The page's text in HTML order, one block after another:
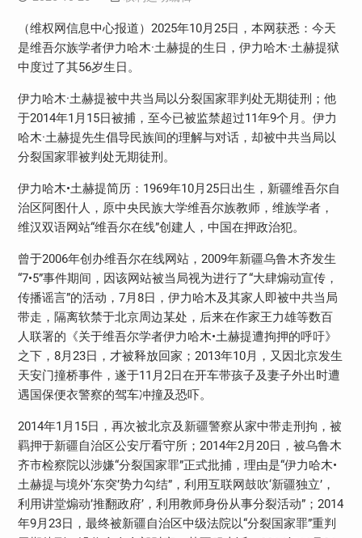
（维权网信息中心报道）2025年10月25日，本网获悉：今天
是维吾尔族学者伊力哈木·土赫提的生日，伊力哈木·土赫提狱
中度过了其56岁生日。
伊力哈木·土赫提被中共当局以分裂国家罪判处无期徒刑；他
于2014年1月15日被捕，至今已被监禁超过11年9个月。伊力
哈木·土赫提先生倡导民族间的理解与对话，却被中共当局以
分裂国家罪被判处无期徒刑。
伊力哈木•土赫提简历：1969年10月25日出生，新疆维吾尔自
治区阿图什人，原中央民族大学维吾尔族教师，维族学者，
维汉双语网站“维吾尔在线”创建人，中国在押政治犯。
曾于2006年创办维吾尔在线网站，2009年新疆乌鲁木齐发生
“7•5”事件期间，因该网站被当局视为进行了“大肆煽动宣传，
传播谣言”的活动，7月8日，伊力哈木及其家人即被中共当局
带走，隔离软禁于北京周边某处，后来在作家王力雄等数百
人联署的《关于维吾尔学者伊力哈木•土赫提遭拘押的呼吁》
之下，8月23日，才被释放回家；2013年10月，又因北京发生
天安门撞桥事件，遂于11月2日在开车带孩子及妻子外出时遭
遇国保便衣警察的驾车冲撞及恐吓。
2014年1月15日，再次被北京及新疆警察从家中带走刑拘，被
羁押于新疆自治区公安厅看守所；2014年2月20日，被乌鲁木
齐市检察院以涉嫌“分裂国家罪”正式批捕，理由是“伊力哈木•
土赫提与境外‘东突’势力勾结”，利用互联网鼓吹‘新疆独立’，
利用讲堂煽动’推翻政府’，利用教师身份从事分裂活动”；2014
年9月23日，最终被新疆自治区中级法院以“分裂国家罪”重判